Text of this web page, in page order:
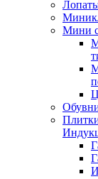
Мини